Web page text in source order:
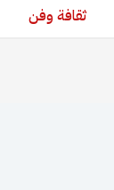
ثقافة وفن